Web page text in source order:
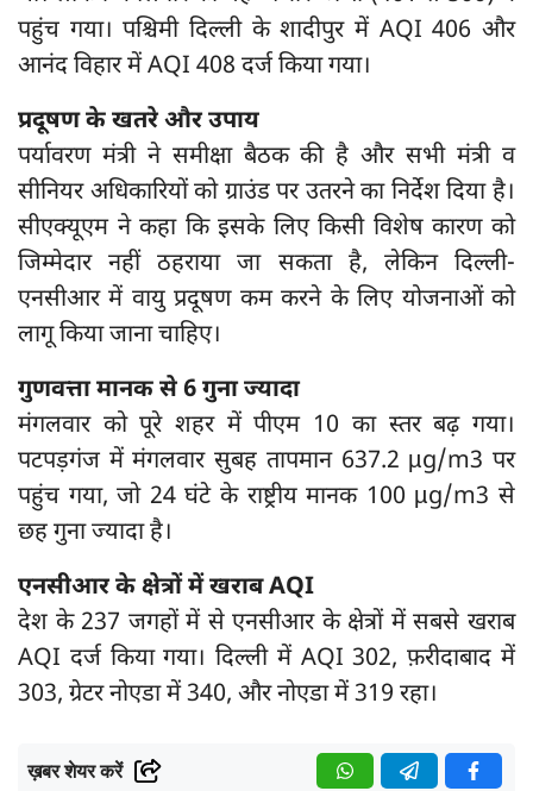
पहुंच गया। पश्चिमी दिल्ली के शादीपुर में AQI 406 और
आनंद विहार में AQI 408 दर्ज किया गया।
प्रदूषण के खतरे और उपाय
पर्यावरण मंत्री ने समीक्षा बैठक की है और सभी मंत्री व
सीनियर अधिकारियों को ग्राउंड पर उतरने का निर्देश दिया है।
सीएक्यूएम ने कहा कि इसके लिए किसी विशेष कारण को
जिम्मेदार नहीं ठहराया जा सकता है, लेकिन दिल्ली-
एनसीआर में वायु प्रदूषण कम करने के लिए योजनाओं को
लागू किया जाना चाहिए।
गुणवत्ता मानक से 6 गुना ज्यादा
मंगलवार को पूरे शहर में पीएम 10 का स्तर बढ़ गया।
पटपड़गंज में मंगलवार सुबह तापमान 637.2 µg/m3 पर
पहुंच गया, जो 24 घंटे के राष्ट्रीय मानक 100 µg/m3 से
छह गुना ज्यादा है।
एनसीआर के क्षेत्रों में खराब AQI
देश के 237 जगहों में से एनसीआर के क्षेत्रों में सबसे खराब
AQI दर्ज किया गया। दिल्ली में AQI 302, फ़रीदाबाद में
303, ग्रेटर नोएडा में 340, और नोएडा में 319 रहा।
ख़बर शेयर करें